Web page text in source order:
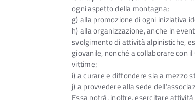
ogni aspetto della montagna;
g) alla promozione di ogni iniziativa
h) alla organizzazione, anche in
svolgimento di attività alpinistiche,
giovanile, nonché a collaborare con
vittime;
i) a curare e diffondere sia a mezzo
j) a provvedere alla sede
Essa potrà, inoltre, esercitare